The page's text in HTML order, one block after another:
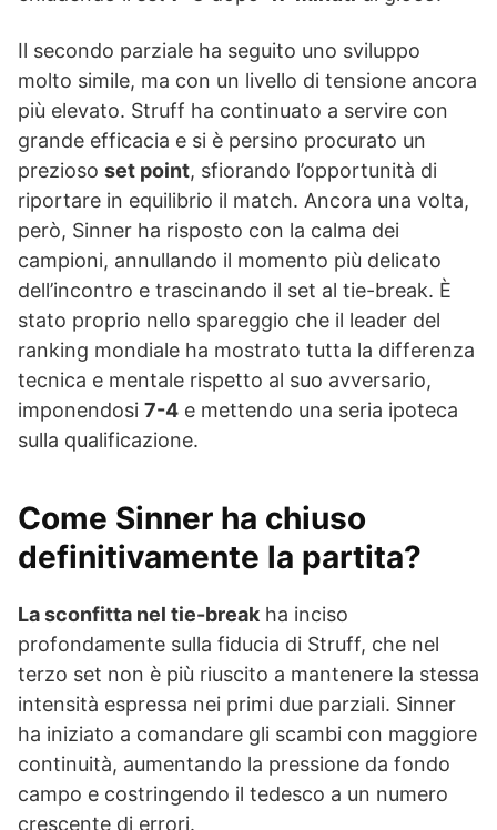
Il secondo parziale ha seguito uno sviluppo
molto simile, ma con un livello di tensione ancora
più elevato. Struff ha continuato a servire con
grande efficacia e si è persino procurato un
prezioso set point, sfiorando l’opportunità di
riportare in equilibrio il match. Ancora una volta,
però, Sinner ha risposto con la calma dei
campioni, annullando il momento più delicato
dell’incontro e trascinando il set al tie-break. È
stato proprio nello spareggio che il leader del
ranking mondiale ha mostrato tutta la differenza
tecnica e mentale rispetto al suo avversario,
imponendosi 7-4 e mettendo una seria ipoteca
sulla qualificazione.
Come Sinner ha chiuso
definitivamente la partita?
La sconfitta nel tie-break ha inciso
profondamente sulla fiducia di Struff, che nel
terzo set non è più riuscito a mantenere la stessa
intensità espressa nei primi due parziali. Sinner
ha iniziato a comandare gli scambi con maggiore
continuità, aumentando la pressione da fondo
campo e costringendo il tedesco a un numero
crescente di errori.